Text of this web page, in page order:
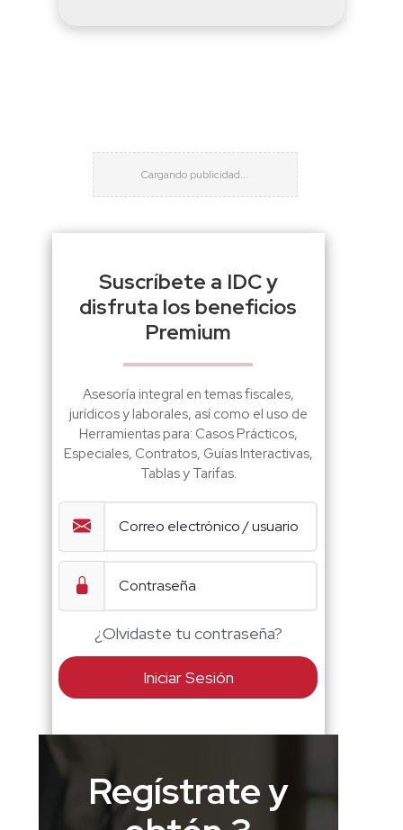
Suscríbete a IDC y
disfruta los beneficios
Premium
Asesoría integral en temas fiscales,
jurídicos y laborales, así como el uso de
Herramientas para: Casos Prácticos,
Especiales, Contratos, Guías Interactivas,
Tablas y Tarifas.
¿Olvidaste tu contraseña?
Iniciar Sesión
Regístrate y